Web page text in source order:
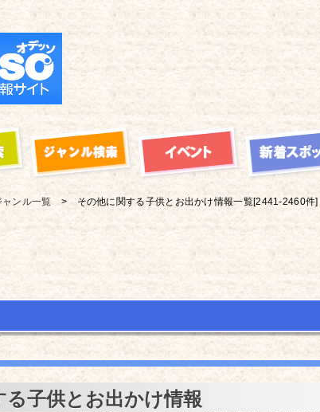
ャンル一覧 その他に関する子供とお出かけ情報一覧[2441-2460件]
る子供とお出かけ情報